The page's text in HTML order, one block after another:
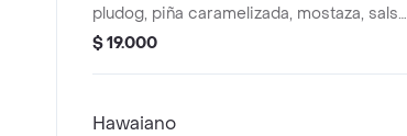
pludog, piña caramelizada, mostaza, salsa
de tomate, salsa rosada, papa chongo y
$ 19.000
Hawaiano